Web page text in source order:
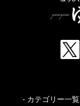
- カテゴリー一覧